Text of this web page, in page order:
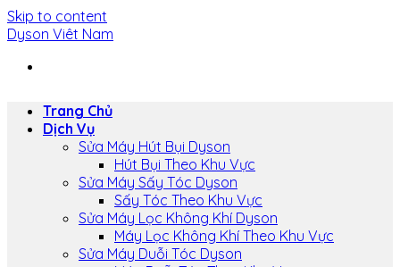
Skip to content
Dyson Viêt Nam
Trang Chủ
Dịch Vụ
Sửa Máy Hút Bụi Dyson
Hút Bụi Theo Khu Vực
Sửa Máy Sấy Tóc Dyson
Sấy Tóc Theo Khu Vực
Sửa Máy Lọc Không Khí Dyson
Máy Lọc Không Khí Theo Khu Vực
Sửa Máy Duỗi Tóc Dyson